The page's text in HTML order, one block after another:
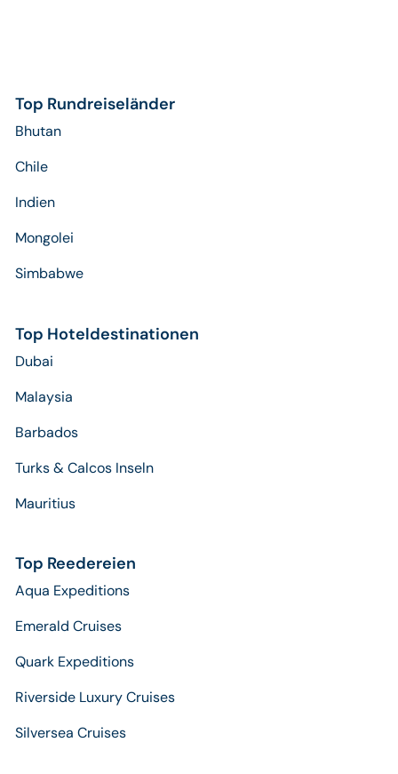
Top Rundreiseländer
Bhutan
Chile
Indien
Mongolei
Simbabwe
Top Hoteldestinationen
Dubai
Malaysia
Barbados
Turks & Calcos Inseln
Mauritius
Top Reedereien
Aqua Expeditions
Emerald Cruises
Quark Expeditions
Riverside Luxury Cruises
Silversea Cruises